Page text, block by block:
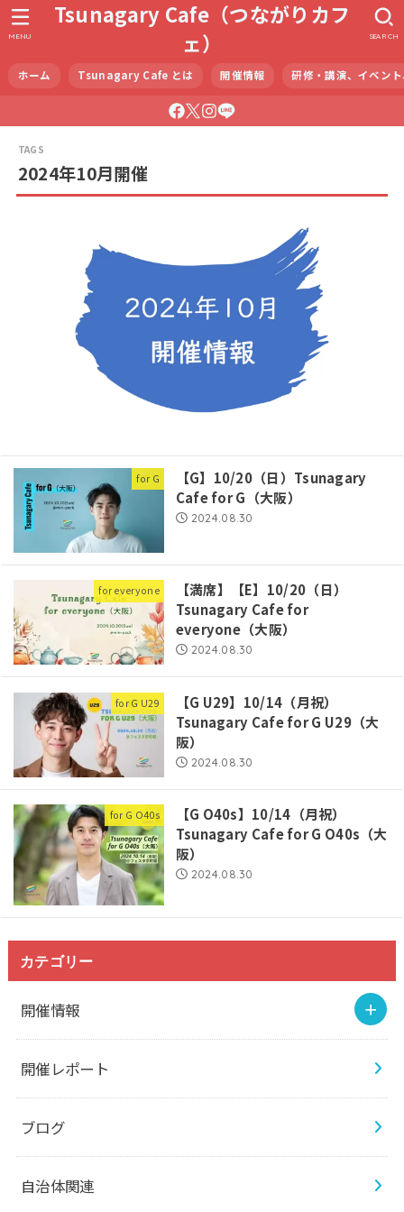
Tsunagary Cafe（つながりカフ
ェ）
ホーム Tsunagary Cafe とは 開催情報 研修・講演、イベン
SEARCH
MENU
2024年10月開催
for G
【G】10/20（日）Tsunagary
Cafe for G（大阪）
2024.08.30
for everyone
【満席】【E】10/20（日）
Tsunagary Cafe for
everyone（大阪）
2024.08.30
for G U29
【G U29】10/14（月祝）
Tsunagary Cafe for G U29（大
阪）
2024.08.30
for G O40s
【G O40s】10/14（月祝）
Tsunagary Cafe for G O40s（大
阪）
2024.08.30
カテゴリー
開催情報
開催レポート
ブログ
自治体関連